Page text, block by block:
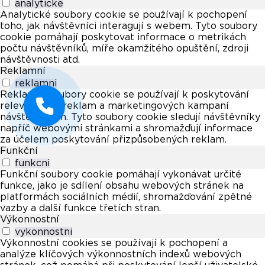
analyticke
Analytické soubory cookie se používají k pochopení
toho, jak návštěvníci interagují s webem. Tyto soubory
cookie pomáhají poskytovat informace o metrikách
počtu návštěvníků, míře okamžitého opuštění, zdroji
návštěvnosti atd.
Reklamní
reklamni
Reklamní soubory cookie se používají k poskytování
relevantních reklam a marketingových kampaní
návštěvníkům. Tyto soubory cookie sledují návštěvníky
napříč webovými stránkami a shromažďují informace
za účelem poskytování přizpůsobených reklam.
Funkční
funkcni
Funkční soubory cookie pomáhají vykonávat určité
funkce, jako je sdílení obsahu webových stránek na
platformách sociálních médií, shromažďování zpětné
vazby a další funkce třetích stran.
Výkonnostní
vykonnostni
Výkonnostní cookies se používají k pochopení a
analýze klíčových výkonnostních indexů webových